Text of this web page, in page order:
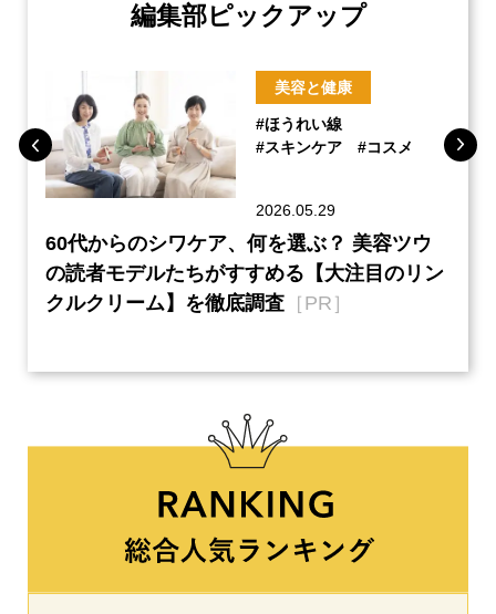
編集部ピックアップ
美容と健康
#ほうれい線
#スキンケア
#コスメ
2026.05.29
60代からのシワケア、何を選ぶ？ 美容ツウ
の読者モデルたちがすすめる【大注目のリン
クルクリーム】を徹底調査 ［PR］